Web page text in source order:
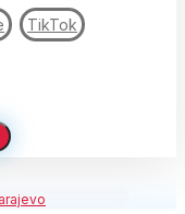
TikTok